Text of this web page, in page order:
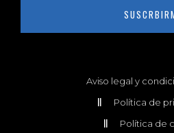
Aviso legal y
Política de
Política de